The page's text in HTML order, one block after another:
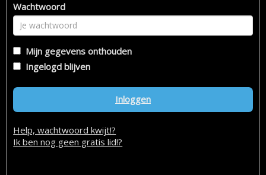
Wachtwoord
Mijn gegevens onthouden
Ingelogd blijven
Inloggen
Help, wachtwoord kwijt!?
Ik ben nog geen gratis lid!?